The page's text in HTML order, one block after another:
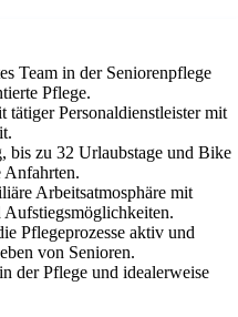
Team in der Seniorenpflege
Pflege.
tätiger Personaldienstleister mit
bis zu 32 Urlaubstage und Bike
Arbeitsatmosphäre mit
Pflegeprozesse aktiv und
von Senioren.
der Pflege und idealerweise